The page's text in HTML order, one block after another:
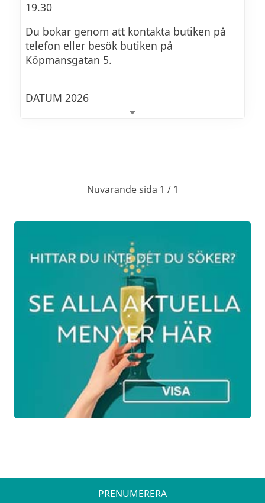
19.30
Du bokar genom att kontakta butiken på
telefon eller besök butiken på
Köpmansgatan 5.
DATUM 2026
Vi dukar upp med årets oktoberöl och
19 nov 2026:
Halland runt - blandade drycker
Vi pratar om lokala producenter och provar
deras drycker. Det blir olika ölstilar, destilat,
men även andra drycker
Nuvarande sida 1 / 1
PRENUMERERA